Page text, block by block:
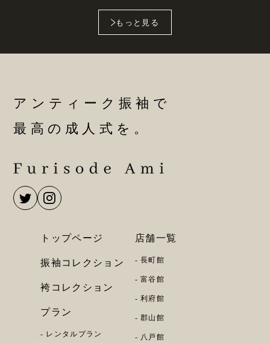
もっと見る
アンティーク振袖で
最高の成人式を。
トップページ
振袖コレクション
袴コレクション
プラン
レンタルプラン
店舗一覧
長町館
富谷館
利府館
郡山館
八戸館